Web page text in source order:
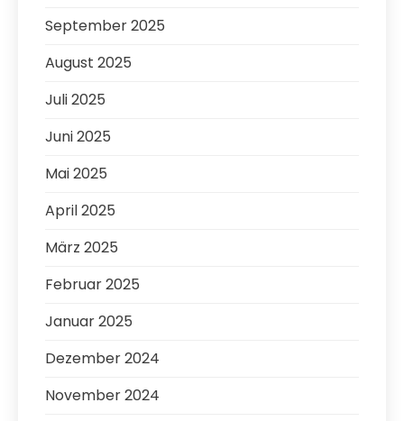
September 2025
August 2025
Juli 2025
Juni 2025
Mai 2025
April 2025
März 2025
Februar 2025
Januar 2025
Dezember 2024
November 2024